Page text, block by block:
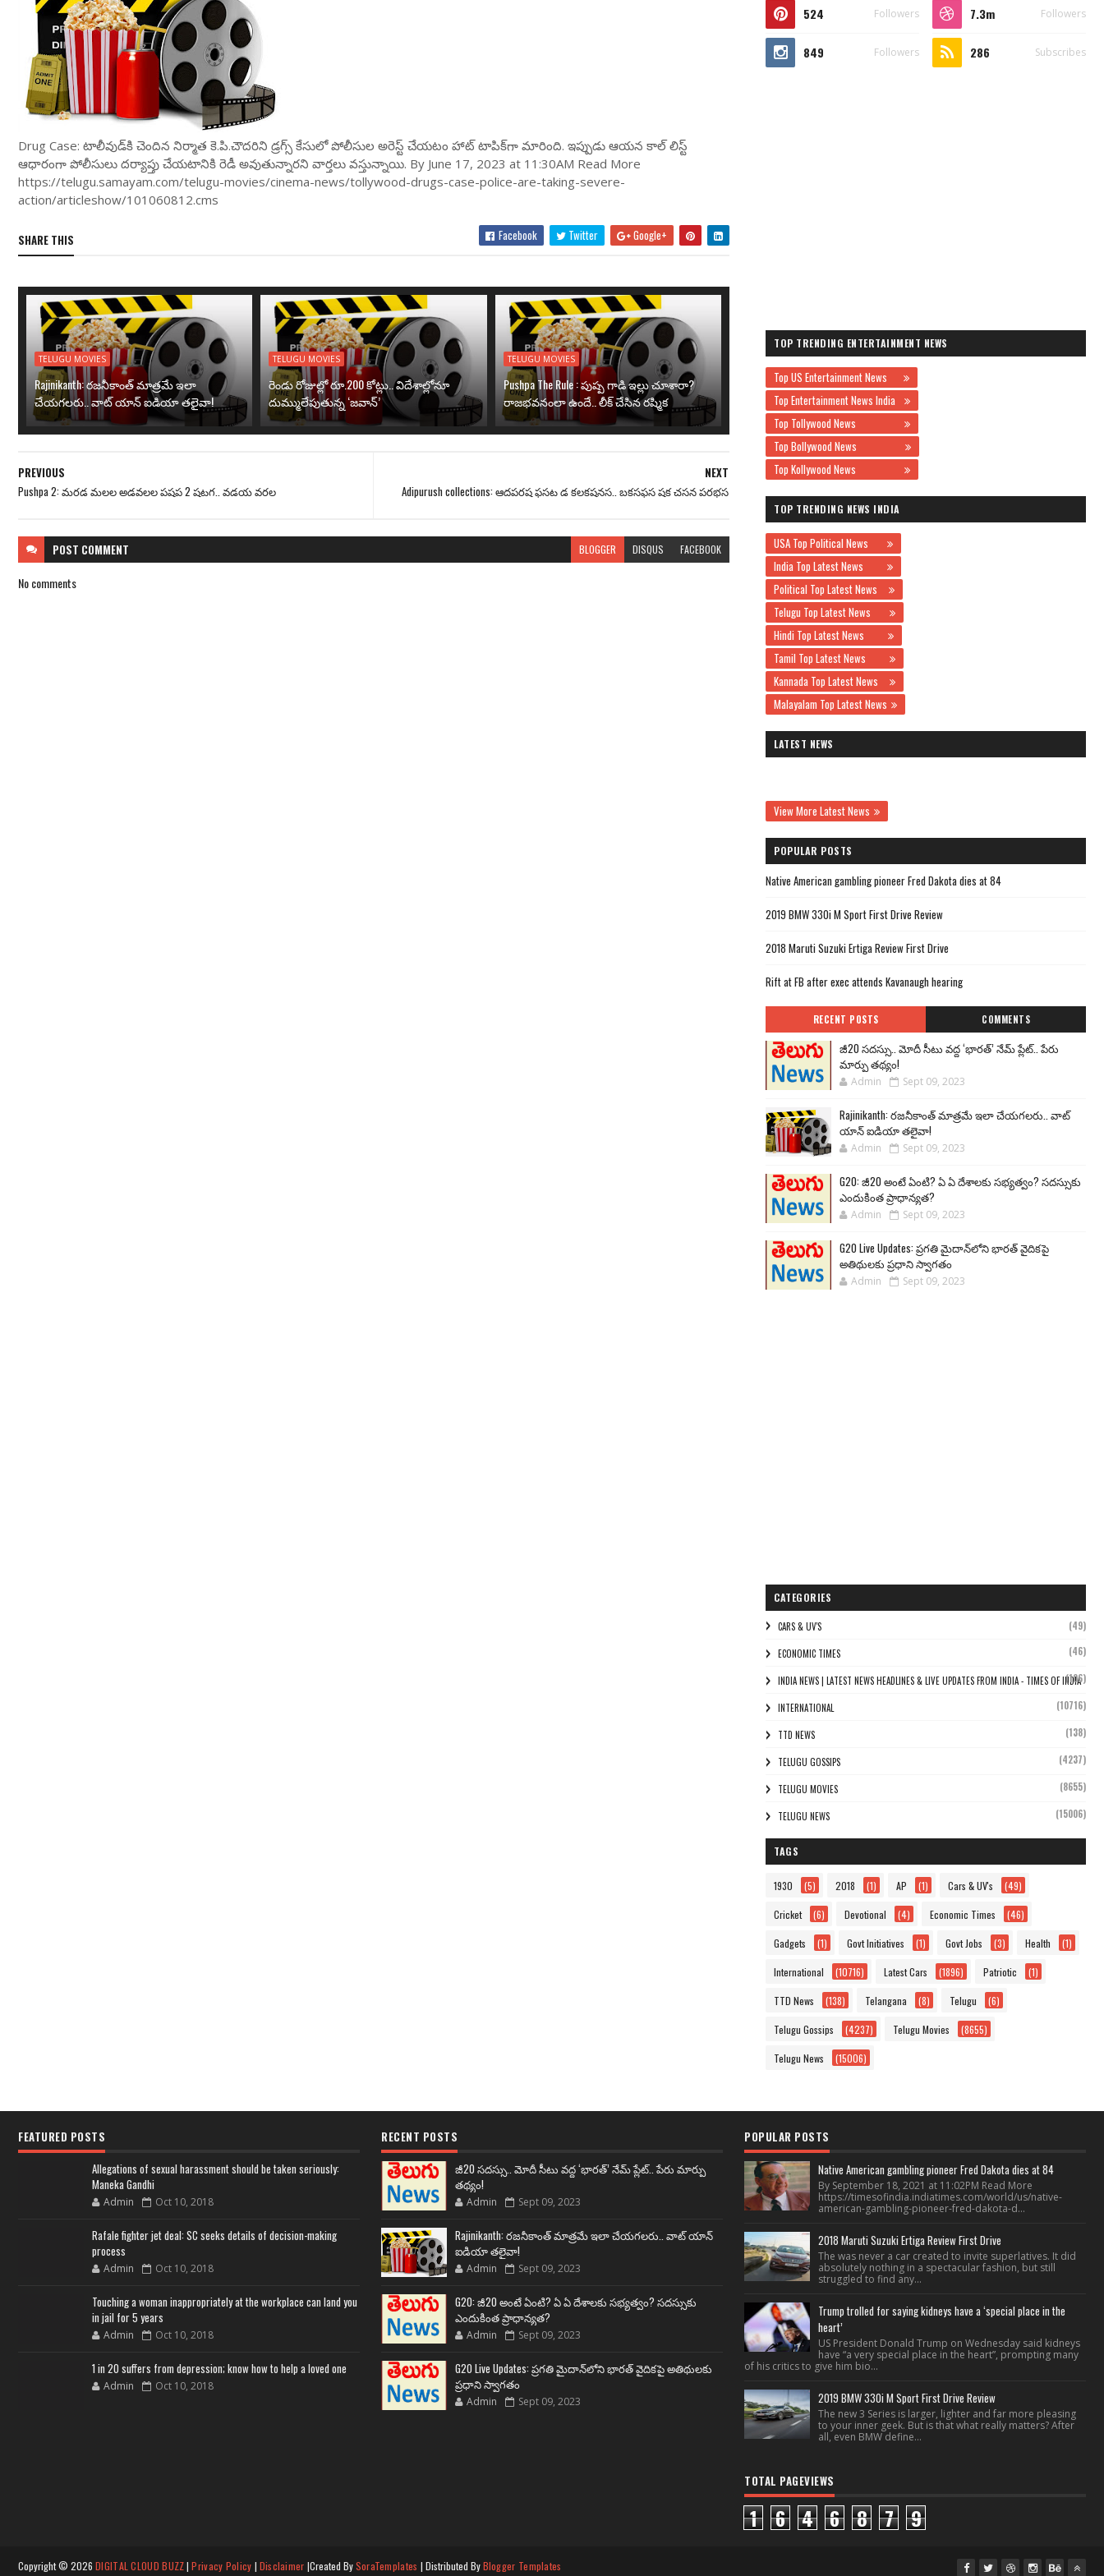
Drug Case: టాలీవుడ్‌కి చెందిన నిర్మాత కె.పి.చౌద‌రిని డ్ర‌గ్స్ కేసులో పోలీసుల అరెస్ట్ చేయ‌టం హాట్ టాపిక్‌గా మారింది. ఇప్పుడు ఆయ‌న కాల్ లిస్ట్
ఆధారంగా పోలీసులు ద‌ర్యాప్తు చేయ‌టానికి రెడీ అవుతున్నార‌ని వార్త‌లు వ‌స్తున్నాయి. By June 17, 2023 at 11:30AM Read More
https://telugu.samayam.com/telugu-movies/cinema-news/tollywood-drugs-case-police-are-taking-severe-
action/articleshow/101060812.cms
SHARE THIS Facebook Twitter Google+
TELUGU MOVIES
Rajinikanth: రజనీకాంత్ మాత్రమే ఇలా
చేయగలరు.. వాట్ యాన్ ఐడియా తలైవా!
TELUGU MOVIES
రెండు రోజుల్లో రూ.200 కోట్లు.. విదేశాల్లోనూ
దుమ్ములేపుతున్న ‘జవాన్’
TELUGU MOVIES
Pushpa The Rule : పుష్ప గాడి ఇల్లు చూశారా?
రాజభవనంలా ఉందే.. లీక్ చేసిన రష్మిక
NEXT
Adipurush collections: ఆదపరష ఫసట డ కలకషనస.. బకసఫస షక చసన పరభస
PREVIOUS
Pushpa 2: మరడ మలల అడవలల పషప 2 షటగ.. వడయ వరల
POST COMMENT BLOGGER DISQUS FACEBOOK
No comments
524 Followers 7.3m Followers
849 Followers 286 Subscribes
TOP TRENDING ENTERTAINMENT NEWS
Top US Entertainment News
Top Entertainment News India
Top Tollywood News
Top Bollywood News
Top Kollywood News
TOP TRENDING NEWS INDIA
USA Top Political News
India Top Latest News
Political Top Latest News
Telugu Top Latest News
Hindi Top Latest News
Tamil Top Latest News
Kannada Top Latest News
Malayalam Top Latest News
LATEST NEWS
View More Latest News
POPULAR POSTS
Native American gambling pioneer Fred Dakota dies at 84
2019 BMW 330i M Sport First Drive Review
2018 Maruti Suzuki Ertiga Review First Drive
Rift at FB after exec attends Kavanaugh hearing
RECENT POSTS COMMENTS
జీ20 సదస్సు.. మోదీ సీటు వద్ద ‘భారత్’ నేమ్ ప్లేట్‌.. పేరు
మార్పు తథ్యం!
Admin Sept 09, 2023
Rajinikanth: రజనీకాంత్ మాత్రమే ఇలా చేయగలరు.. వాట్
యాన్ ఐడియా తలైవా!
Admin Sept 09, 2023
G20: జీ20 అంటే ఏంటి? ఏ ఏ దేశాలకు సభ్యత్వం? సదస్సుకు
ఎందుకింత ప్రాధాన్యత?
Admin Sept 09, 2023
G20 Live Updates: ప్రగతి మైదాన్‌లోని భారత్ వైదికపై
అతిథులకు ప్రధాని స్వాగతం
Admin Sept 09, 2023
CATEGORIES
CARS & UV'S (49)
ECONOMIC TIMES (46)
INDIA NEWS | LATEST NEWS HEADLINES & LIVE UPDATES FROM INDIA - TIMES OF INDIA
(106)
INTERNATIONAL (10716)
TTD NEWS (138)
TELUGU GOSSIPS (4237)
TELUGU MOVIES (8655)
TELUGU NEWS (15006)
TAGS
1930 (5) 2018 (1) AP (1) Cars & UV's (49)
Cricket (6) Devotional (4) Economic Times (46)
Gadgets (1) Govt Initiatives (1) Govt Jobs (3) Health (1)
International (10716) Latest Cars (1896) Patriotic (1)
TTD News (138) Telangana (8) Telugu (6)
Telugu Gossips (4237) Telugu Movies (8655)
Telugu News (15006)
FEATURED POSTS
Allegations of sexual harassment should be taken seriously:
Maneka Gandhi
Admin Oct 10, 2018
Rafale fighter jet deal: SC seeks details of decision-making
process
Admin Oct 10, 2018
Touching a woman inappropriately at the workplace can land you
in jail for 5 years
Admin Oct 10, 2018
1 in 20 suffers from depression; know how to help a loved one
Admin Oct 10, 2018
RECENT POSTS
జీ20 సదస్సు.. మోదీ సీటు వద్ద ‘భారత్’ నేమ్ ప్లేట్‌.. పేరు మార్పు
తథ్యం!
Admin Sept 09, 2023
Rajinikanth: రజనీకాంత్ మాత్రమే ఇలా చేయగలరు.. వాట్ యాన్
ఐడియా తలైవా!
Admin Sept 09, 2023
G20: జీ20 అంటే ఏంటి? ఏ ఏ దేశాలకు సభ్యత్వం? సదస్సుకు
ఎందుకింత ప్రాధాన్యత?
Admin Sept 09, 2023
G20 Live Updates: ప్రగతి మైదాన్‌లోని భారత్ వైదికపై అతిథులకు
ప్రధాని స్వాగతం
Admin Sept 09, 2023
POPULAR POSTS
Native American gambling pioneer Fred Dakota dies at 84
By September 18, 2021 at 11:02PM Read More
https://timesofindia.indiatimes.com/world/us/native-
american-gambling-pioneer-fred-dakota-d...
2018 Maruti Suzuki Ertiga Review First Drive
The was never a car created to invite superlatives. It did
absolutely nothing in a spectacular fashion, but still
struggled to find any...
Trump trolled for saying kidneys have a ‘special place in the
heart’
US President Donald Trump on Wednesday said kidneys
have “a very special place in the heart”, prompting many
of his critics to give him bio...
2019 BMW 330i M Sport First Drive Review
The new 3 Series is larger, lighter and far more pleasing
to your inner geek. But is that what really matters? After
all, even BMW define...
TOTAL PAGEVIEWS
1 6 4 6 8 7 9
Copyright © 2026 DIGITAL CLOUD BUZZ|Privacy Policy | Disclaimer |Created BySoraTemplates | Distributed ByBlogger Templates